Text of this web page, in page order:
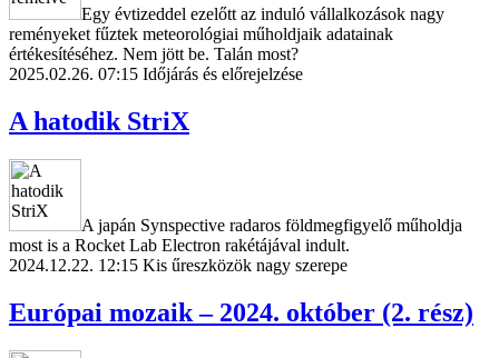
Egy évtizeddel ezelőtt az induló vállalkozások nagy
reményeket fűztek meteorológiai műholdjaik adatainak
értékesítéséhez. Nem jött be. Talán most?
2025.02.26. 07:15 Időjárás és előrejelzése
A hatodik StriX
A japán Synspective radaros földmegfigyelő műholdja
most is a Rocket Lab Electron rakétájával indult.
2024.12.22. 12:15 Kis űreszközök nagy szerepe
Európai mozaik – 2024. október (2. rész)